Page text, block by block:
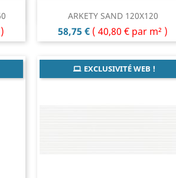
ARKETY SAND 120X120
Prix
58,75 € ( 40,80 € par m² )
Aperçu rapide
EXCLUSIVITÉ WEB !